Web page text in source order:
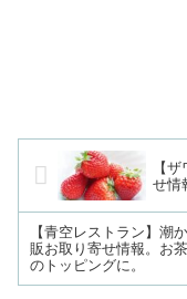
【
せ情
【青空レストラン】潮
販お取り寄せ情報。お
のトッピングに。